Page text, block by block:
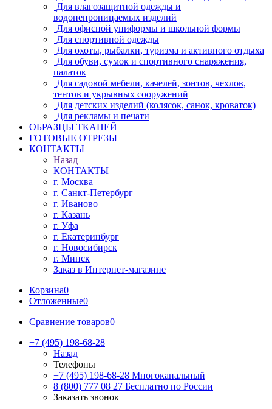
Для влагозащитной одежды и
водонепроницаемых изделий
Для офисной униформы и школьной формы
Для спортивной одежды
Для охоты, рыбалки, туризма и активного отдыха
Для обуви, сумок и спортивного снаряжения,
палаток
Для садовой мебели, качелей, зонтов, чехлов,
тентов и укрывных сооружений
Для детских изделий (колясок, санок, кроваток)
Для рекламы и печати
ОБРАЗЦЫ ТКАНЕЙ
ГОТОВЫЕ ОТРЕЗЫ
КОНТАКТЫ
Назад
КОНТАКТЫ
г. Москва
г. Санкт-Петербург
г. Иваново
г. Казань
г. Уфа
г. Екатеринбург
г. Новосибирск
г. Минск
Заказ в Интернет-магазине
Корзина0
Отложенные0
Сравнение товаров0
+7 (495) 198-68-28
Назад
Телефоны
+7 (495) 198-68-28 Многоканальный
8 (800) 777 08 27 Бесплатно по России
Заказать звонок